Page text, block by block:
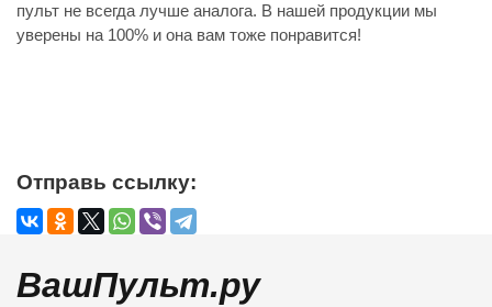
пульт не всегда лучше аналога. В нашей продукции мы
уверены на 100% и она вам тоже понравится!
Отправь ссылку:
ВашПульт.ру